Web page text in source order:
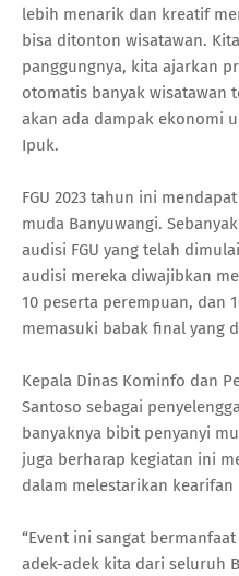
lebih menarik dan kreatif
bisa ditonton wisatawan.
panggungnya, kita ajarkan
otomatis banyak wisatawan
akan ada dampak ekonomi
Ipuk.
FGU 2023 tahun ini
muda Banyuwangi.
audisi FGU yang telah
audisi mereka diwajibkan
10 peserta perempuan, dan
memasuki babak final yang
Kepala Dinas Kominfo dan
Santoso sebagai
banyaknya bibit penyanyi
juga berharap kegiatan ini
dalam melestarikan
“Event ini sangat
adek-adek kita dari seluruh